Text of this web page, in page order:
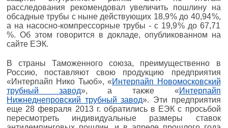
расследования рекомендовал увеличить пошлину на
обсадные трубы с ныне действующих 18,9 % до 40,94 %,
а на насосно-компрессорные трубы - с 19,9 % до 67,71
%. Об этом говорится в докладе, опуб­ликованном на
сайте ЕЭК.
В страны Таможенного союза, преимущественно в
Россию, поставляют свою продукцию предприятия
«Интерпайп Нико Тьюб», «Интерпайп Новомосковский
трубный завод», а также «Интерпайп
Нижнеднепровский трубный завод». Эти предприятия
еще 28 февраля 2013 г. обратились в ЕЭК с просьбой
пересмотреть индивидуальные размеры ставок